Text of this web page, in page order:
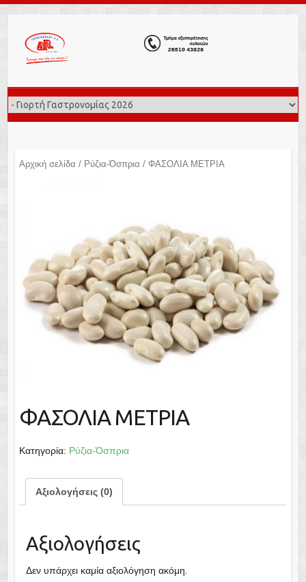
Αρχική σελίδα / Ρύζια-Όσπρια / ΦΑΣΟΛΙΑ ΜΕΤΡΙΑ
ΦΑΣΟΛΙΑ ΜΕΤΡΙΑ
Κατηγορία: Ρύζια-Όσπρια
Αξιολογήσεις (0)
Αξιολογήσεις
Δεν υπάρχει καμία αξιολόγηση ακόμη.